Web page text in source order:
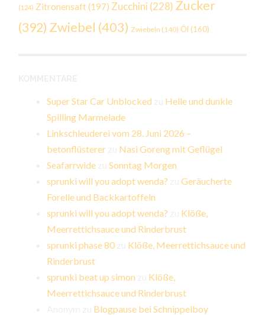
(124) Zitronensaft(197) Zucchini (228) Zucker
(392) Zwiebel (403) Zwiebeln (140) Öl (160)
Super Star Car Unblocked
Helle und dunkle
Spilling Marmelade
Linkschleuderei vom 28. Juni 2026 –
betonflüsterer
Nasi Goreng mit Geflügel
Seafarrwide zuSonntag Morgen
sprunki will you adopt wenda? zuGeräucherte
Forelle und Backkartoffeln
sprunki will you adopt wenda?
Klöße,
Meerrettichsauce und Rinderbrust
sprunki phase 80
Klöße, Meerrettichsauce und
Rinderbrust
sprunki beat up simon
Klöße,
Meerrettichsauce und Rinderbrust
Blogpause bei Schnippelboy